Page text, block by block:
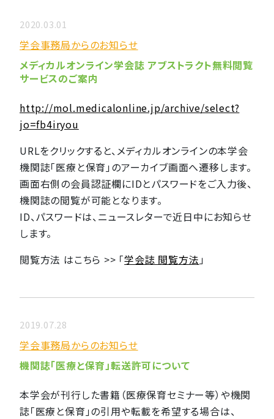
2020.03.01
学会事務局からのお知らせ
メディカルオンライン学会誌 アブストラクト無料閲覧
サービスのご案内
http://mol.medicalonline.jp/archive/select?
jo=fb4iryou
URLをクリックすると、メディカルオンラインの本学会
機関誌「医療と保育」のアーカイブ画面へ遷移します。
画面右側の会員認証欄にIDとパスワードをご入力後、
機関誌の閲覧が可能となります。
ID、パスワードは、ニュースレターで近日中にお知らせ
します。
閲覧方法 はこちら >> 「学会誌 閲覧方法」
2019.07.28
学会事務局からのお知らせ
機関誌「医療と保育」転送許可について
本学会が刊行した書籍（医療保育セミナー等）や機関
誌「医療と保育」の引用や転載を希望する場合は、